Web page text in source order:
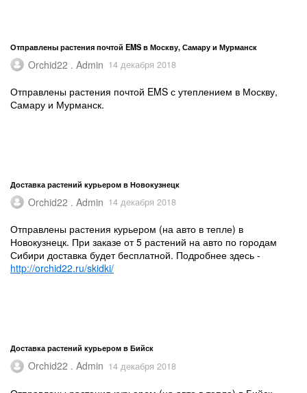
Отправлены растения почтой EMS в Москву, Самару и Мурманск
Orchid22 . Admin 14 декабря 2018
Отправлены растения почтой EMS с утеплением в Москву,
Самару и Мурманск.
Доставка растений курьером в Новокузнецк
Orchid22 . Admin 14 декабря 2018
Отправлены растения курьером (на авто в тепле) в
Новокузнецк. При заказе от 5 растений на авто по городам
Сибири доставка будет бесплатной. Подробнее здесь -
http://orchid22.ru/skidki/
Доставка растений курьером в Бийск
Orchid22 . Admin 14 декабря 2018